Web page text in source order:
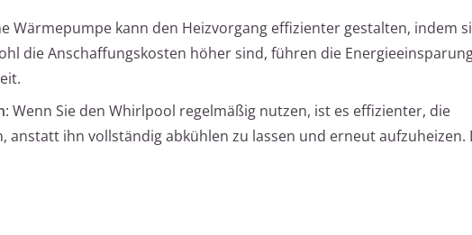
Wärmepumpe kann den Heizvorgang effizienter gestalten, indem
die Anschaffungskosten höher sind, führen die
: Wenn Sie den Whirlpool regelmäßig nutzen, ist es effizienter, die
anstatt ihn vollständig abkühlen zu lassen und erneut aufzuheizen.